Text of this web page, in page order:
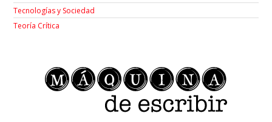
Tecnologías y Sociedad
Teoría Crítica